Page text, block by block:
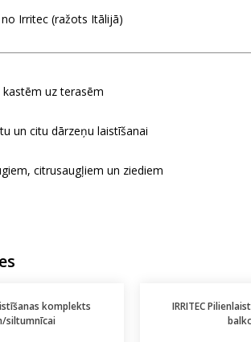
Irritec (ražots Itālijā)
uz terasēm
un citu dārzeņu laistīšanai
citrusaugļiem un ziediem
komplekts
siltumnīcai
IRRITEC